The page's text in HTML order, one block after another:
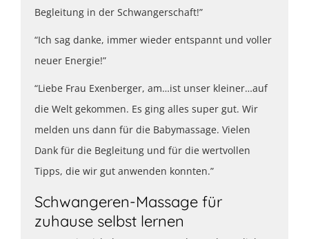
Begleitung in der Schwangerschaft!”
“Ich sag danke, immer wieder entspannt und voller
neuer Energie!”
“Liebe Frau Exenberger, am…ist unser kleiner…auf
die Welt gekommen. Es ging alles super gut. Wir
melden uns dann für die Babymassage. Vielen
Dank für die Begleitung und für die wertvollen
Tipps, die wir gut anwenden konnten.”
Schwangeren-Massage für
zuhause selbst lernen